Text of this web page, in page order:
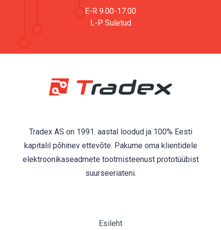
E-R 9.00-17.00
L-P Suletud
Tradex AS on 1991. aastal loodud ja 100% Eesti
kapitalil põhinev ettevõte. Pakume oma klientidele
elektroonikaseadmete tootmisteenust prototüübist
suurseeriateni.
Esileht